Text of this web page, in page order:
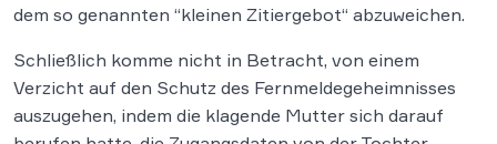
dem so genannten “kleinen Zitiergebot“ abzuweichen.
Schließlich komme nicht in Betracht, von einem
Verzicht auf den Schutz des Fernmeldegeheimnisses
auszugehen, indem die klagende Mutter sich darauf